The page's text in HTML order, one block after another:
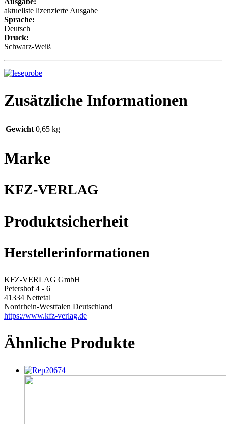
aktuellste lizenzierte Ausgabe
Sprache:
Deutsch
Druck:
Schwarz-Weiß
Zusätzliche Informationen
Gewicht 0,65 kg
Marke
KFZ-VERLAG
Produktsicherheit
Herstellerinformationen
KFZ-VERLAG GmbH
Petershof 4 - 6
41334 Nettetal
Nordrhein-Westfalen Deutschland
https://www.kfz-verlag.de
Ähnliche Produkte